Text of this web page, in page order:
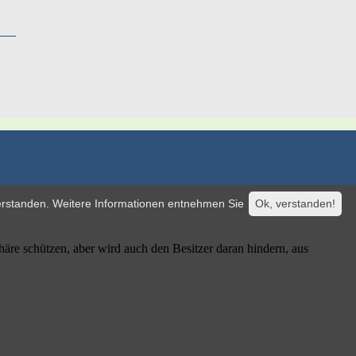
Ok, verstanden!
Weitere Informationen entnehmen Sie